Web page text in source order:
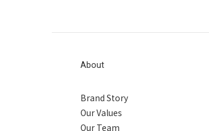
About
Brand Story
Our Values
Our Team